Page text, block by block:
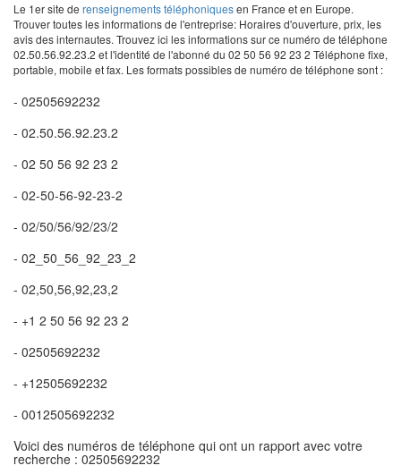
Le 1er site de renseignements téléphoniquesen France et en Europe.
Trouver toutes les informations de l'entreprise: Horaires d'ouverture, prix, les
avis des internautes. Trouvez ici les informations sur ce numéro de téléphone
02.50.56.92.23.2 et l'identité de l'abonné du 02 50 56 92 23 2 Téléphone fixe,
portable, mobile et fax. Les formats possibles de numéro de téléphone sont :
- 02505692232
- 02.50.56.92.23.2
- 02 50 56 92 23 2
- 02-50-56-92-23-2
- 02/50/56/92/23/2
- 02_50_56_92_23_2
- 02,50,56,92,23,2
- +1 2 50 56 92 23 2
- 02505692232
- +12505692232
- 0012505692232
Voici des numéros de téléphone qui ont un rapport avec votre
recherche : 02505692232